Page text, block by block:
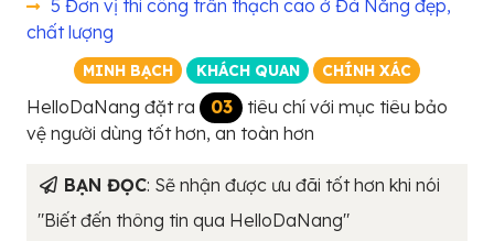
5 Đơn vị thi công trần thạch cao ở Đà Nẵng đẹp,
chất lượng
MINH BẠCH KHÁCH QUAN CHÍNH XÁC
HelloDaNang đặt ra 03
tiêu chí với mục tiêu bảo
vệ người dùng tốt hơn, an toàn hơn
BẠN ĐỌC: Sẽ nhận được ưu đãi tốt hơn khi nói
"Biết đến thông tin qua HelloDaNang"